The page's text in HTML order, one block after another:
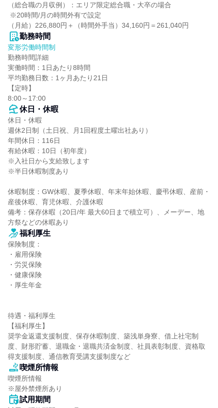
（総合職の月収例）：エリア限定総合職・大卒の場合
（月給）226,880円＋（時間外手当）34,160円＝261,040円
勤務時間
変形労働時間制
勤務時間詳細
実働時間：1日あたり8時間
平均勤務日数：1ヶ月あたり21日
【定時】
8:00～17:00
休日・休暇
休日・休暇
週休2日制（土日祝、月1回程度土曜出社あり）
年間休日：116日
有給休暇：10日（初年度）
※入社日から支給致します
※半日休暇制度あり
休暇制度：GW休暇、夏季休暇、年末年始休暇、慶弔休暇、産前・
産後休暇、育児休暇、介護休暇
備考：保存休暇（20日/年 最大60日まで積立可）、メーデー、地
方祭などの休暇あり
福利厚生
保険制度：
・雇用保険
・労災保険
・健康保険
・厚生年金
待遇・福利厚生
【福利厚生】
奨学金返還支援制度、保存休暇制度、築浅単身寮、借上社宅制
度、財形貯蓄、退職金・退職共済金制度、社員表彰制度、資格取
得支援制度、通信教育受講支援制度など
喫煙所情報
喫煙所情報
※屋外禁煙所あり
試用期間